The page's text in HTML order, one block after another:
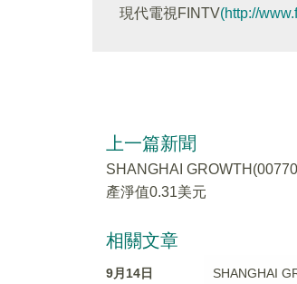
現代電視FINTV(http://
上一篇新聞
SHANGHAI
產淨值0.31美元
相關文章
9月14日 SHANGHAI